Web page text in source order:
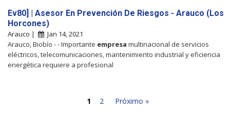
Ev80] | Asesor En Prevención De Riesgos - Arauco (Los
Horcones)
Arauco |
Jan 14, 2021
Arauco, Biobío - - Importante empresa multinacional de servicios
eléctricos, telecomunicaciones, mantenimiento industrial y eficiencia
energética requiere a profesional
1 2 Próximo »